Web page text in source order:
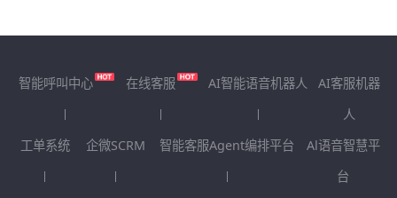
智能呼叫中心 在线客服 AI智能语音机器人
AI客服机器
人
工单系统
企微SCRM 智能客服Agent编排平台
Al语音智慧平
台